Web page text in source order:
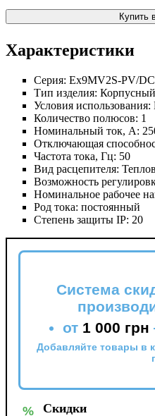
Купить
Характеристики
Серия: Ex9MV2S-PV/
Тип изделия:
Условия использования:
Количество полюсов: 1
Номинальный ток, А:
Отключающая
Частота тока, Гц: 50
Вид расцепителя:
Возможность
Номинальное рабочее
Род тока: постоянный
Степень защиты IP: 20
Система
от 1 000 грн
Добавляйте товары в
% Скидки